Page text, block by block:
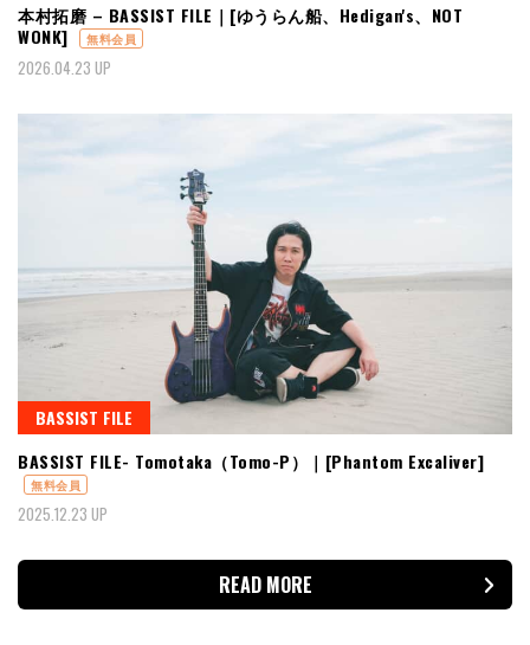
本村拓磨 – BASSIST FILE｜[ゆうらん船、Hedigan's、NOT
WONK]
無料会員
2026.04.23 UP
BASSIST FILE
BASSIST FILE- Tomotaka（Tomo-P）｜[Phantom Excaliver]
無料会員
2025.12.23 UP
READ MORE